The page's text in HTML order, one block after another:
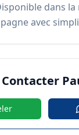
dans la
avec
Contacter